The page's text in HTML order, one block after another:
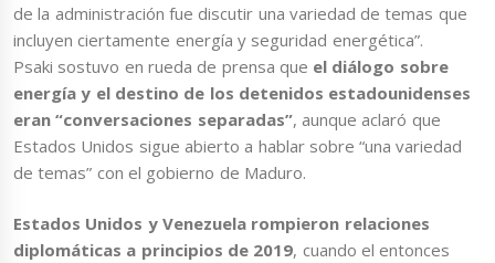
de la administración fue discutir una variedad de temas que
incluyen ciertamente energía y seguridad energética”.
Psaki sostuvo en rueda de prensa que el diálogo sobre
energía y el destino de los detenidos estadounidenses
eran “conversaciones separadas”, aunque aclaró que
Estados Unidos sigue abierto a hablar sobre “una variedad
de temas” con el gobierno de Maduro.
Estados Unidos y Venezuela rompieron relaciones
diplomáticas a principios de 2019, cuando el entonces